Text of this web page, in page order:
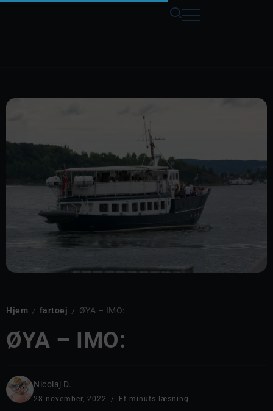
Hjem / fartoej / ØYA – IMO:
ØYA – IMO:
Nicolaj D.
28 november, 2022 Et minuts læsning